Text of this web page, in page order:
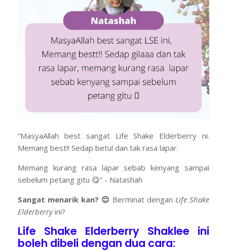
“MasyaAllah best sangat Life Shake Elderberry ni.
Memang best!! Sedap betul dan tak rasa lapar.
Memang kurang rasa lapar sebab kenyang sampai
sebelum petang gitu 😋” - Natashah
Sangat menarik kan? 😊 Berminat dengan Life Shake
Elderberryini?
Life Shake Elderberry Shaklee ini
boleh dibeli dengan dua cara: